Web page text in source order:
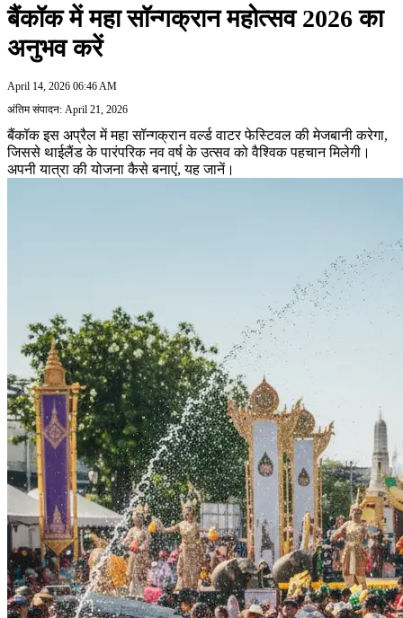
बैंकॉक में महा सॉन्गक्रान महोत्सव 2026 का
अनुभव करें
April 14, 2026 06:46 AM
अंतिम संपादन: April 21, 2026
बैंकॉक इस अप्रैल में महा सॉन्गक्रान वर्ल्ड वाटर फेस्टिवल की मेजबानी करेगा,
जिससे थाईलैंड के पारंपरिक नव वर्ष के उत्सव को वैश्विक पहचान मिलेगी।
अपनी यात्रा की योजना कैसे बनाएं, यह जानें।